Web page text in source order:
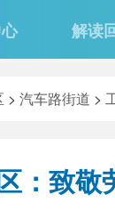
解读
> 汽车路街道 >
：致敬